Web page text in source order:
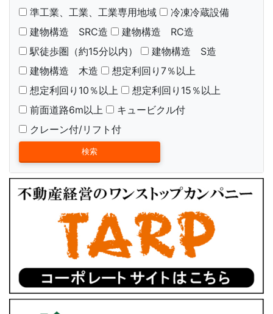
準工業、工業、工業専用地域
冷凍冷蔵設備
建物構造 SRC造
建物構造 RC造
駅徒歩圏（約15分以内）
建物構造 S造
建物構造 木造
想定利回り7％以上
想定利回り10％以上
想定利回り15％以上
前面道路6m以上
キュービクル付
クレーン付/リフト付